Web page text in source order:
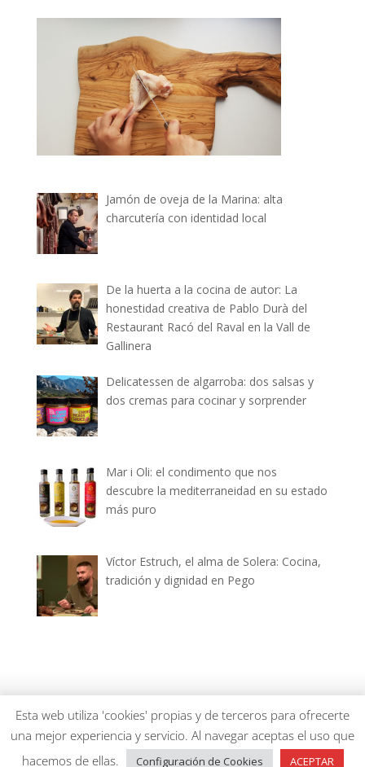
Jamón de oveja de la Marina: alta
charcutería con identidad local
De la huerta a la cocina de autor: La
honestidad creativa de Pablo Durà del
Restaurant Racó del Raval en la Vall de
Gallinera
Delicatessen de algarroba: dos salsas y
dos cremas para cocinar y sorprender
Mar i Oli: el condimento que nos
descubre la mediterraneidad en su estado
más puro
Víctor Estruch, el alma de Solera: Cocina,
tradición y dignidad en Pego
dianiagastronomica.com © 2026
Esta web utiliza 'cookies' propias y de terceros para ofrecerte
una mejor experiencia y servicio. Al navegar aceptas el uso que
hacemos de ellas.
Configuración de Cookies ACEPTAR